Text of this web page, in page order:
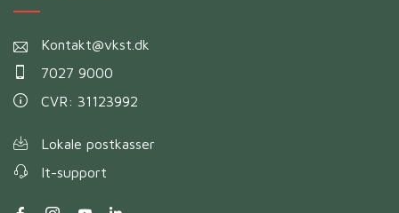
Kontakt@vkst.dk
7027 9000
CVR: 31123992
Lokale postkasser
It-support